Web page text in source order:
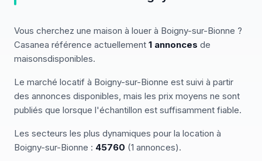
Vous cherchez une maison à louer à Boigny-sur-Bionne ?
Casanea référence actuellement 1 annonces de
maisonsdisponibles.
Le marché locatif à Boigny-sur-Bionne est suivi à partir
des annonces disponibles, mais les prix moyens ne sont
publiés que lorsque l'échantillon est suffisamment fiable.
Les secteurs les plus dynamiques pour la location à
Boigny-sur-Bionne : 45760 (1 annonces).